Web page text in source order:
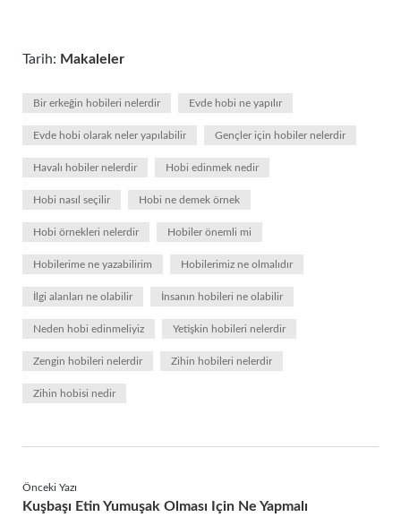
Tarih: Makaleler
Bir erkeğin hobileri nelerdir Evde hobi ne yapılır
Evde hobi olarak neler yapılabilir Gençler için hobiler nelerdir
Havalı hobiler nelerdir Hobi edinmek nedir
Hobi nasıl seçilir Hobi ne demek örnek
Hobi örnekleri nelerdir Hobiler önemli mi
Hobilerime ne yazabilirim Hobilerimiz ne olmalıdır
İlgi alanları ne olabilir İnsanın hobileri ne olabilir
Neden hobi edinmeliyiz Yetişkin hobileri nelerdir
Zengin hobileri nelerdir Zihin hobileri nelerdir
Zihin hobisi nedir
Önceki Yazı
Kuşbaşı Etin Yumuşak Olması Için Ne Yapmalı